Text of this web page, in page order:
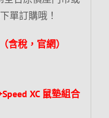
單訂購哦！
含稅， 官網）
XC 鼠墊組合